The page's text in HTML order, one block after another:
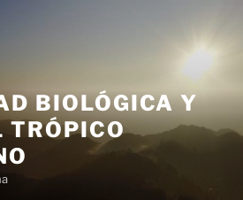
BIOLÓGICA Y
TRÓPICO